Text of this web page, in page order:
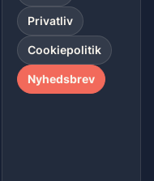
Privatliv
Cookiepolitik
Nyhedsbrev